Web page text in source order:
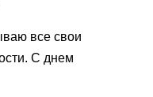
все свои
С днем